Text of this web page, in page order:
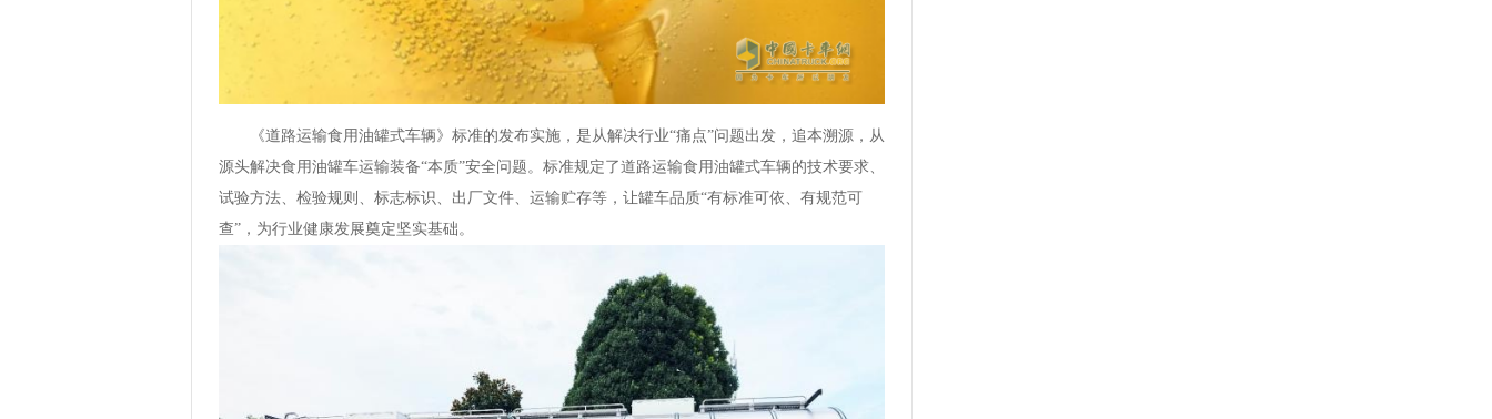
《道路运输食用油罐式车辆》标准的发布实施，是从解决行业“痛点”问题出发，追本溯源，从
源头解决食用油罐车运输装备“本质”安全问题。标准规定了道路运输食用油罐式车辆的技术要求、
试验方法、检验规则、标志标识、出厂文件、运输贮存等，让罐车品质“有标准可依、有规范可
查”，为行业健康发展奠定坚实基础。